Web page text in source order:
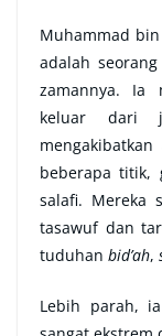
Muhammad
adalah
zamannya. Ia
keluar dari
beberapa titik,
salafi. Mereka
tasawuf dan
tuduhan bid’ah,
Lebih parah,